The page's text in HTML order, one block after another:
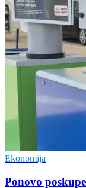
Ekonomija
Ponovo